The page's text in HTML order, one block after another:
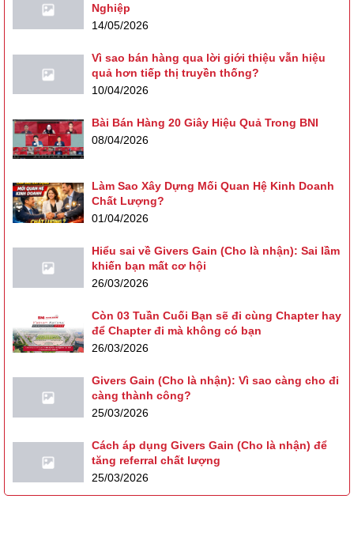
Nghiệp
14/05/2026
Vì sao bán hàng qua lời giới thiệu vẫn hiệu
quả hơn tiếp thị truyền thống?
10/04/2026
Bài Bán Hàng 20 Giây Hiệu Quả Trong BNI
08/04/2026
Làm Sao Xây Dựng Mối Quan Hệ Kinh Doanh
Chất Lượng?
01/04/2026
Hiểu sai về Givers Gain (Cho là nhận): Sai lầm
khiến bạn mất cơ hội
26/03/2026
Còn 03 Tuần Cuối Bạn sẽ đi cùng Chapter hay
để Chapter đi mà không có bạn
26/03/2026
Givers Gain (Cho là nhận): Vì sao càng cho đi
càng thành công?
25/03/2026
Cách áp dụng Givers Gain (Cho là nhận) để
tăng referral chất lượng
25/03/2026